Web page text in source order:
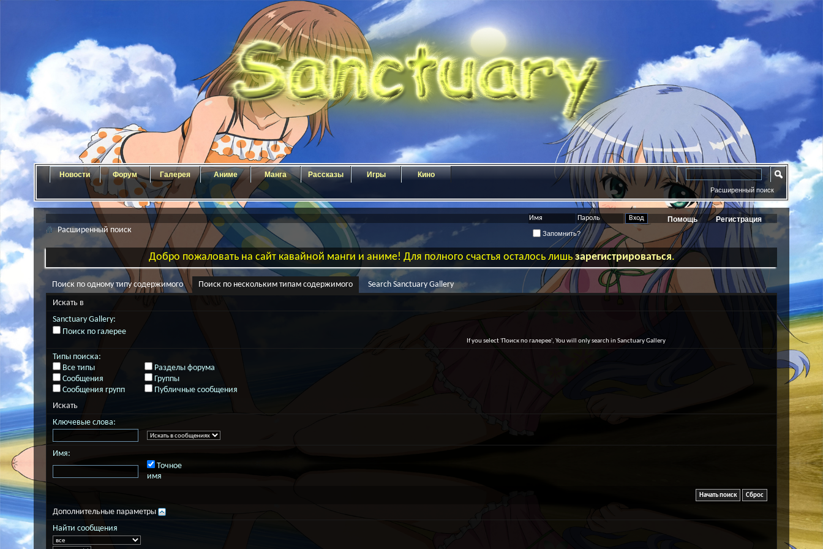
Регистрация
Помощь
Запомнить?
Новости Форум Галерея Аниме Манга Рассказы Игры Кино
Расширенный поиск
Расширенный поиск
Добро пожаловать на сайт кавайной манги и аниме! Для полного счастья осталось лишьзарегистрироваться.
Поиск по одному типу содержимого Поиск по нескольким типам содержимого
Search Sanctuary Gallery
Искать в
Sanctuary Gallery:
Поиск по галерее
If you select 'Поиск по галерее', You will only search in Sanctuary Gallery
Типы поиска:
Все типы
Разделы форума
Сообщения
Группы
Сообщения групп
Публичные сообщения
Искать
Ключевые слова:
Имя:
Точное
имя
Дополнительные параметры
Найти сообщения